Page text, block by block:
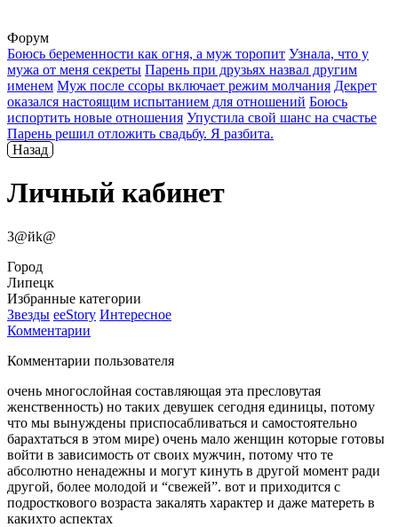
Форум
Боюсь беременности как огня, а муж торопит Узнала, что у
мужа от меня секреты Парень при друзьях назвал другим
именем Муж после ссоры включает режим молчания Декрет
оказался настоящим испытанием для отношений Боюсь
испортить новые отношения Упустила свой шанс на счастье
Парень решил отложить свадьбу. Я разбита.
Назад
Личный кабинет
3@йk@
Город
Липецк
Избранные категории
Звезды ееStory Интересное
Комментарии
Комментарии пользователя
очень многослойная составляющая эта пресловутая
женственность) но таких девушек сегодня единицы, потому
что мы вынуждены приспосабливаться и самостоятельно
барахтаться в этом мире) очень мало женщин которые готовы
войти в зависимость от своих мужчин, потому что те
абсолютно ненадежны и могут кинуть в другой момент ради
другой, более молодой и “свежей”. вот и приходится с
подросткового возраста закалять характер и даже матереть в
какихто аспектах